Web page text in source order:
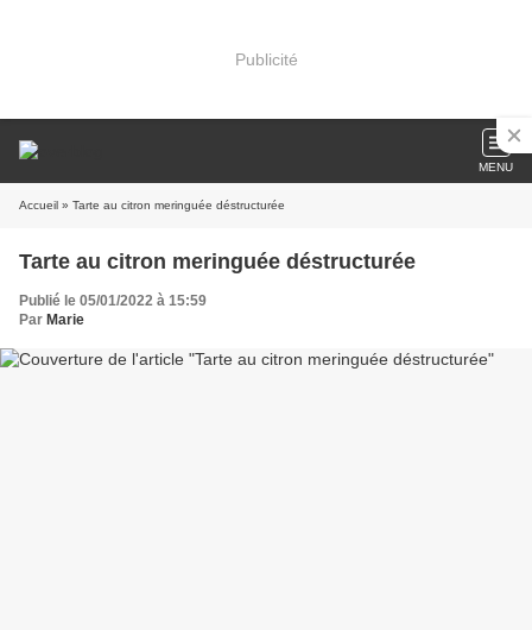
Publicité
MENU
Accueil » Tarte au citron meringuée déstructurée
Tarte au citron meringuée déstructurée
Publié le 05/01/2022 à 15:59
Par Marie